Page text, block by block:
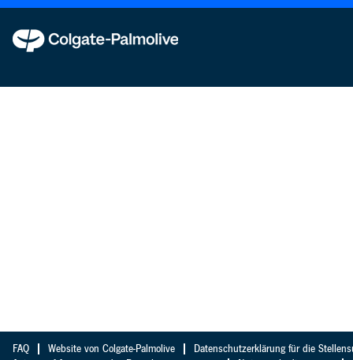
FAQ Website von Colgate-Palmolive
Datenschutzerklärung für die